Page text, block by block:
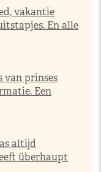
vakantie
En alle
van prinses
Een
altijd
überhaupt